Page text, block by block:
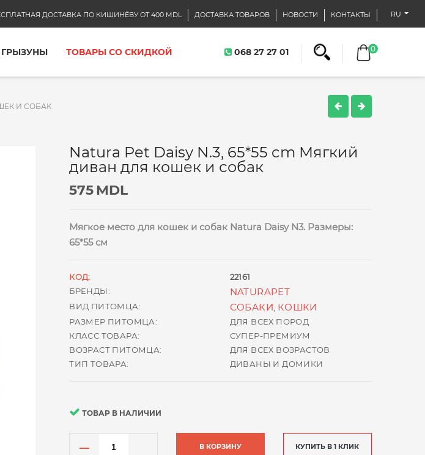
ДОСТАВКА ПО КИШИНЁВУ ОТ 400 MDL ДОСТАВКА ТОВАРОВ НОВОСТИ КОНТАКТЫ RU
ГРЫЗУНЫ ТОВАРЫ СО СКИДКОЙ 068 27 27 01 0
И СОБАК
Natura Pet Daisy N.3, 65*55 cm Мягкий
диван для кошек и собак
575MDL
Мягкое место для кошек и собак Natura Daisy N3. Размеры:
65*55 см
КОД:
22161
БРЕНДЫ:
NATURAPET
ВИД ПИТОМЦА: СОБАКИ КОШКИ
РАЗМЕР ПИТОМЦА:
ДЛЯ ВСЕХ ПОРОД
КЛАСС ТОВАРА:
СУПЕР-ПРЕМИУМ
ВОЗРАСТ ПИТОМЦА:
ДЛЯ ВСЕХ ВОЗРАСТОВ
ТИП ТОВАРА:
ДИВАНЫ И ДОМИКИ
ТОВАР В НАЛИЧИИ
В КОРЗИНУ КУПИТЬ В 1 КЛИК